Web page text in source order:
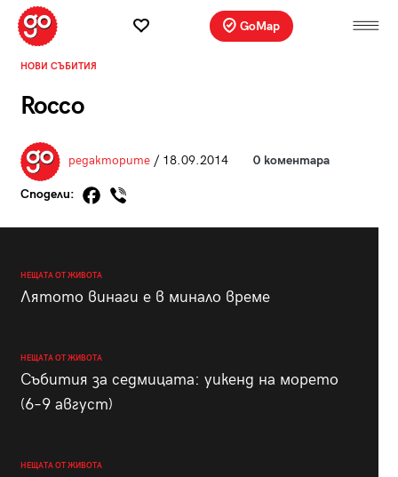
GoMap
НОВИ СЪБИТИЯ
Rocco
редакторите/ 18.09.2014 0 коментара
Сподели:
НЕЩАТА ОТ ЖИВОТА
Лятото винаги е в минало време
НЕЩАТА ОТ ЖИВОТА
Събития за седмицата: уикенд на морето
(6–9 август)
НЕЩАТА ОТ ЖИВОТА